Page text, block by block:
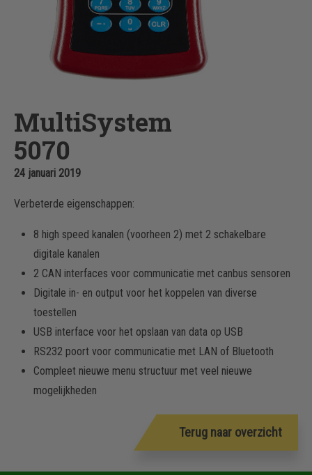
MultiSystem
5070
24 januari 2019
Verbeterde eigenschappen:
8 high speed kanalen (voorheen 2) met 2 schakelbare
digitale kanalen
2 CAN interfaces voor communicatie met canbus sensoren
Digitale in- en output voor het koppelen van diverse
toestellen
USB interface voor het opslaan van data op USB
RS232 poort voor communicatie met LAN of Bluetooth
Compleet nieuwe menu structuur met veel nieuwe
mogelijkheden
Terug naar overzicht